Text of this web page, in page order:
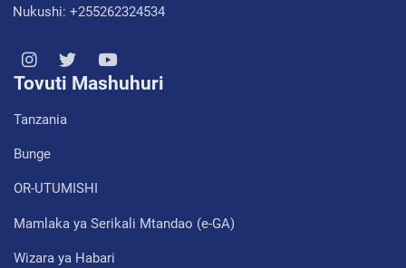
Nukushi: +255262324534
Tovuti Mashuhuri
Tanzania
Bunge
OR-UTUMISHI
Mamlaka ya Serikali Mtandao (e-GA)
Wizara ya Habari